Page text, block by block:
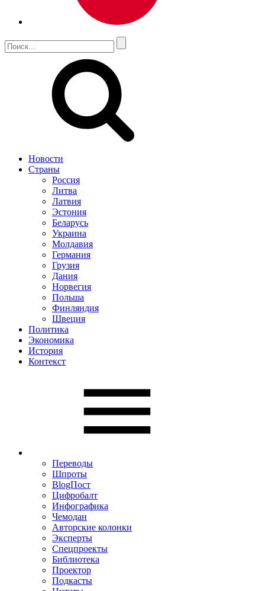
Новости
Страны
Россия
Литва
Латвия
Эстония
Беларусь
Украина
Молдавия
Германия
Грузия
Дания
Норвегия
Польша
Финляндия
Швеция
Политика
Экономика
История
Контекст
Переводы
Шпроты
BlogПост
Цифробалт
Инфографика
Чемодан
Авторские колонки
Эксперты
Спецпроекты
Библиотека
Проектор
Подкасты